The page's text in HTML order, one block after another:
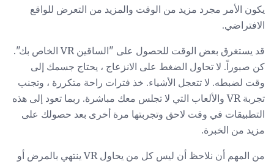
يكون الأمر مجرد مزيد من الوقت والمزيد من التعرض للواقع
الافتراضي.
قد يستغرق بعض الوقت للحصول على "الساقين VR الخاص بك".
كن صبوراً. لا تحاول الضغط على الانزعاج ، يحتاج جسمك إلى
وقت لضبطه. لا تتعجل الأشياء. خذ فترات راحة متكررة ، وتجنب
تجربة VR والألعاب التي لا تجلس معك مباشرة. ربما تعود إلى هذه
التطبيقات في وقت لاحق وتجربتها مرة أخرى بعد حصولك على
مزيد من الخبرة.
من المهم أن نلاحظ أن ليس كل من يحاول VR ينتهي بالمرض أو